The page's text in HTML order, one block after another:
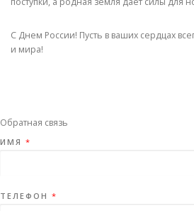
С Днем России! Пусть в ваших сердцах
и мира!
Обратная связь
ИМЯ *
ТЕЛЕФОН *